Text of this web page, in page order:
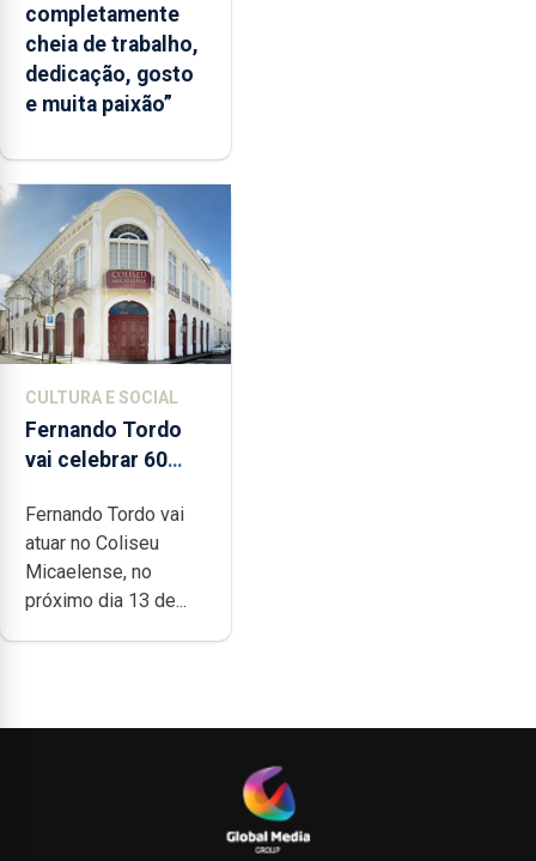
completamente
cheia de trabalho,
dedicação, gosto
e muita paixão”
CULTURA E SOCIAL
Fernando Tordo
vai celebrar 60
no Coliseu
Micaelense
Fernando Tordo vai
atuar no Coliseu
Micaelense, no
próximo dia 13 de...